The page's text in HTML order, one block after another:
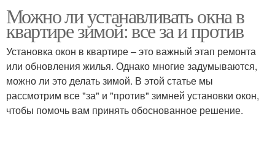
замены
Окна в зимний период
Зимний установка Окна в разное время
Можно ли устанавливать окна в
квартире зимой: все за и против
Установка окон в квартире – это важный этап ремонта
или обновления жилья. Однако многие задумываются,
можно ли это делать зимой. В этой статье мы
рассмотрим все "за" и "против" зимней установки окон,
чтобы помочь вам принять обоснованное решение.